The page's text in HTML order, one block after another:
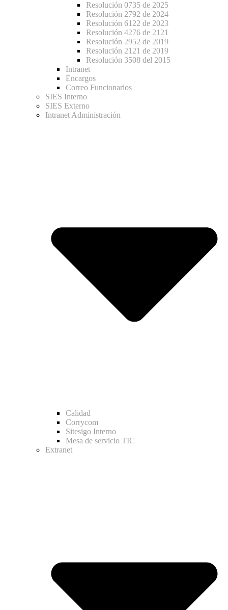
Resolución 0735 de 2025
Resolución 2792 de 2024
Resolución 6122 de 2023
Resolución 4276 de 2121
Resolución 2952 de 2019
Resolución 2121 de 2019
Resolución 3508 del 2015
Intranet
Encargos
Correo Funcionarios
SIES Interno
SIES Externo
Intranet Administración
Calidad
Corrycom
Sitesigo Interno
Mesa de servicio TIC
Extranet